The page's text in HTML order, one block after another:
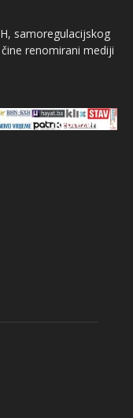
samoregulacijskog
renomirani mediji